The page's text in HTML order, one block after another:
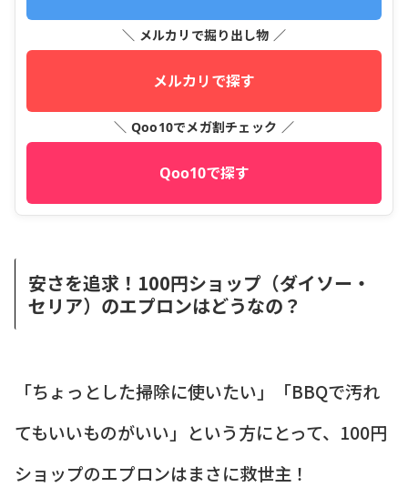
＼ メルカリで掘り出し物 ／
メルカリで探す
＼ Qoo10でメガ割チェック ／
Qoo10で探す
安さを追求！100円ショップ（ダイソー・
セリア）のエプロンはどうなの？
「ちょっとした掃除に使いたい」「BBQで汚れ
てもいいものがいい」という方にとって、100円
ショップのエプロンはまさに救世主！